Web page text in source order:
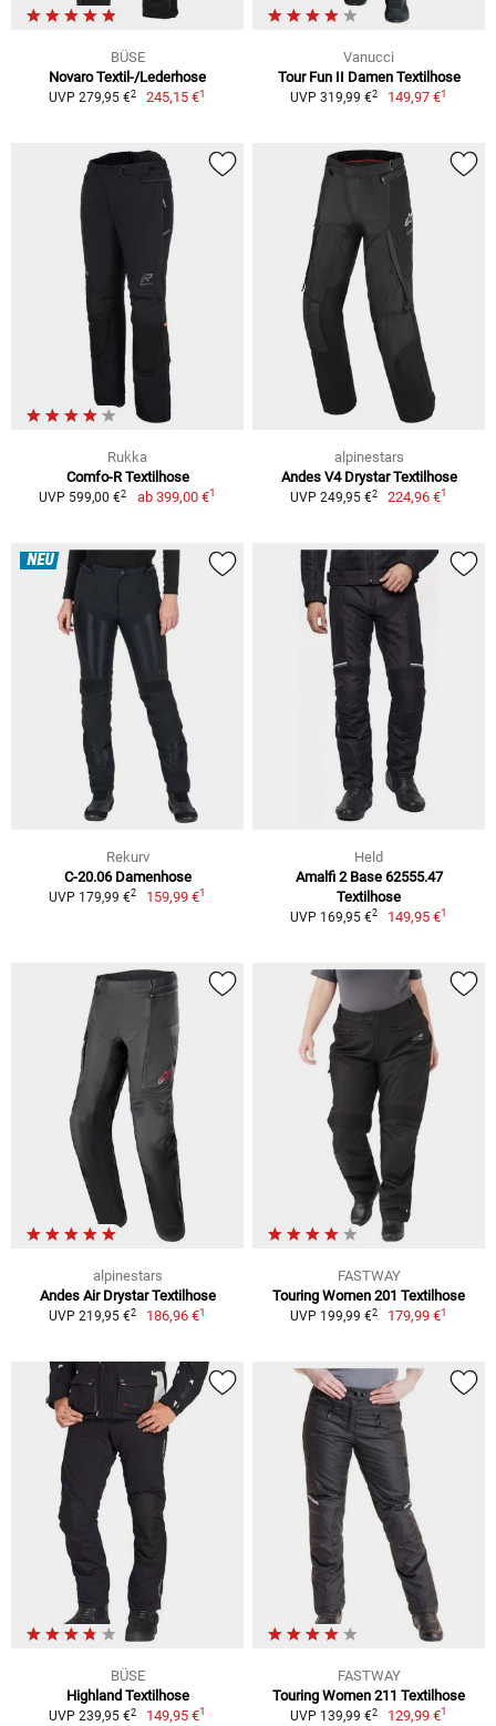
BÜSE
Novaro Textil-/Lederhose
UVP 279,95 €2 245,15 €1
Vanucci
Tour Fun II Damen Textilhose
UVP 319,99 €2 149,97 €1
Rukka
Comfo-R Textilhose
UVP 599,00 €2 ab 399,00 €1
alpinestars
Andes V4 Drystar Textilhose
UVP 249,95 €2 224,96 €1
NEU
Rekurv
C-20.06 Damenhose
UVP 179,99 €2 159,99 €1
Held
Amalfi 2 Base 62555.47
Textilhose
UVP 169,95 €2 149,95 €1
alpinestars
Andes Air Drystar Textilhose
UVP 219,95 €2 186,96 €1
FASTWAY
Touring Women 201 Textilhose
UVP 199,99 €2 179,99 €1
BÜSE
Highland Textilhose
UVP 239,95 €2 149,95 €1
FASTWAY
Touring Women 211 Textilhose
UVP 139,99 €2 129,99 €1